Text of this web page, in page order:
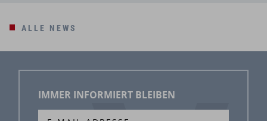
ALLE NEWS
IMMER INFORMIERT BLEIBEN